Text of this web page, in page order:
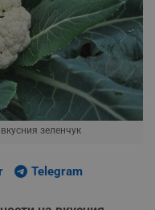
зеленчук
Telegram